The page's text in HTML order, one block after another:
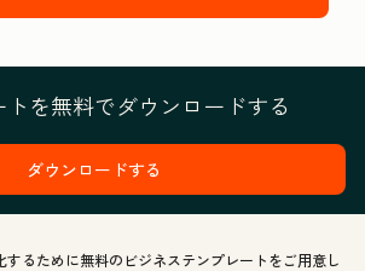
トを無料でダウンロードする
ダウンロードする
るために無料のビジネステンプレートをご用意し